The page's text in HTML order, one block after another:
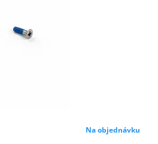
Na objednávku